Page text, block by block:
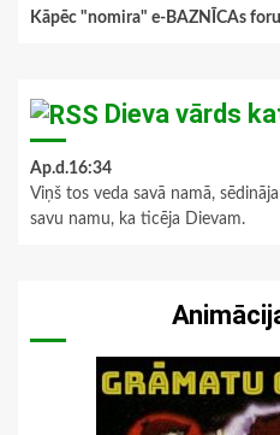
Kāpēc "nomira" e-BAZNĪCAs
Dieva vārds
Ap.d.16:34
Viņš tos veda savā namā,
savu namu, ka ticēja Dievam.